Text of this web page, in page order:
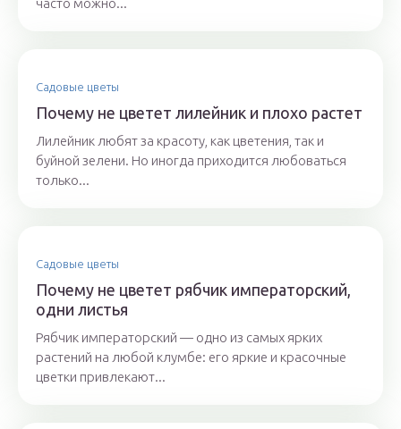
часто можно...
Садовые цветы
Почему не цветет лилейник и плохо растет
Лилейник любят за красоту, как цветения, так и
буйной зелени. Но иногда приходится любоваться
только...
Садовые цветы
Почему не цветет рябчик императорский,
одни листья
Рябчик императорский — одно из самых ярких
растений на любой клумбе: его яркие и красочные
цветки привлекают...